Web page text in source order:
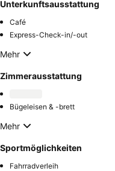
Unterkunftsausstattung
Café
Express-Check-in/-out
Mehr
Zimmerausstattung
Bügeleisen & -brett
Mehr
Sportmöglichkeiten
Fahrradverleih